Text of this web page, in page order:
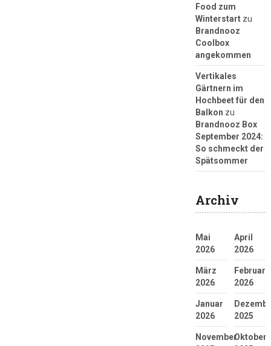
Food zum
Winterstartzu
Brandnooz
Coolbox
angekommen
Vertikales
Gärtnern im
Hochbeet für den
Balkon zu
Brandnooz Box
September 2024:
So schmeckt der
Spätsommer
Archiv
Mai
2026
April
2026
März
2026
Februar
2026
Januar
2026
2025
NovemberOktober